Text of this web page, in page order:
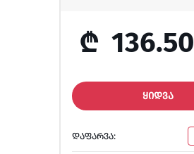
₾ 136.50
ᲧᲘᲓᲕᲐ
ᲓᲐᲤᲐᲠᲕᲐ: